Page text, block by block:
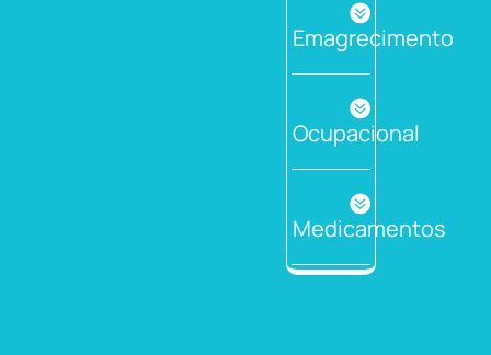
Emagrecimento
Ocupacional
Medicamentos